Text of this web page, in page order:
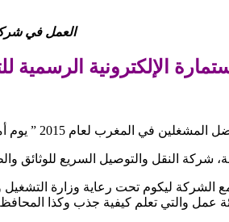
العمل في شركة
الخميس في حفل تسليم الجوائز بالدار البيضاء .
النقل والتوصيل السريع للوثائق
عمل والتي تعلم كيفية جذب وكذا